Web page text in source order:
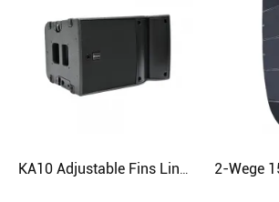
KA10 Adjustable Fins Line Array 2-Wege-10-Zoll-Passivlautsprecher